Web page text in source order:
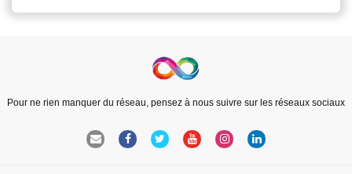
Pour ne rien manquer du réseau, pensez à nous suivre sur les réseaux sociaux